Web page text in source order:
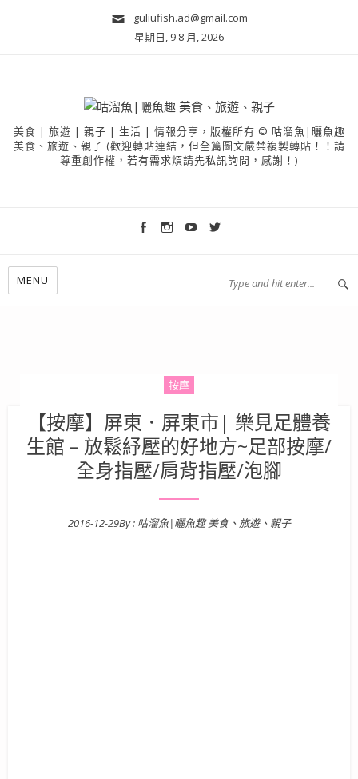
guliufish.ad@gmail.com
星期日, 9 8 月, 2026
美食 | 旅遊 | 親子 | 生活 | 情報分享，版權所有 © 咕溜魚|曬魚趣
美食、旅遊、親子 (歡迎轉貼連結，但全篇圖文嚴禁複製轉貼！！請
尊重創作權，若有需求煩請先私訊詢問，感謝！)
MENU
按摩
【按摩】屏東．屏東市| 樂見足體養
生館 – 放鬆紓壓的好地方~足部按摩/
全身指壓/肩背指壓/泡腳
Posted on
2016-12-29By : 咕溜魚|曬魚趣 美食、旅遊、親子